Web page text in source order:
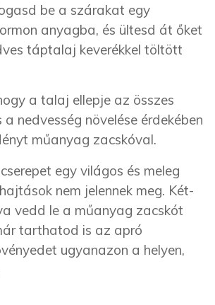
be a szárakat egy
anyagba, és ültesd át őket
táptalaj keverékkel töltött
a talaj ellepje az összes
a nedvesség növelése érdekében
műanyag zacskóval.
egy világos és meleg
nem jelennek meg. Két-
vedd le a műanyag zacskót
tarthatod is az apró
ugyanazon a helyen,